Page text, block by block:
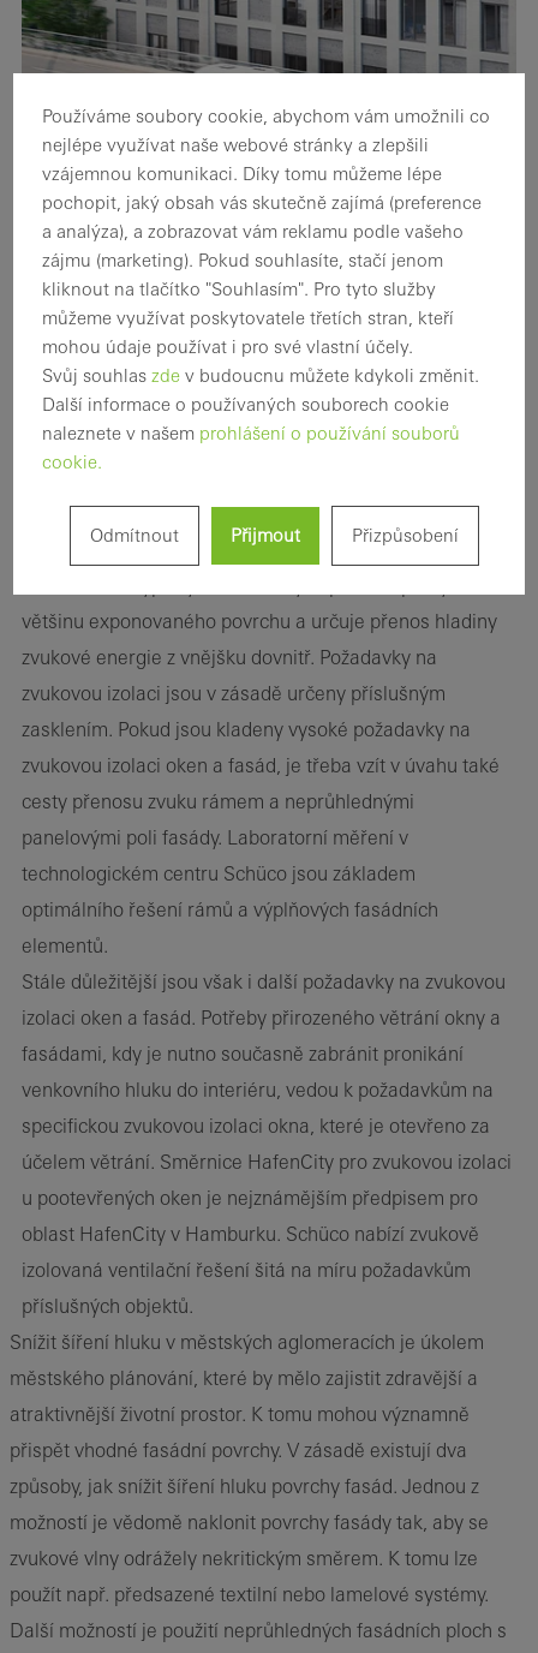
Správa nastavení cookies…
Snížení šíření hluku pomocí fasád
většinu exponovaného povrchu a určuje přenos hladiny
zvukové energie z vnějšku dovnitř. Požadavky na
zvukovou izolaci jsou v zásadě určeny příslušným
zasklením. Pokud jsou kladeny vysoké požadavky na
zvukovou izolaci oken a fasád, je třeba vzít v úvahu také
cesty přenosu zvuku rámem a neprůhlednými
panelovými poli fasády. Laboratorní měření v
technologickém centru Schüco jsou základem
optimálního řešení rámů a výplňových fasádních
elementů.
Stále důležitější jsou však i další požadavky na zvukovou
izolaci oken a fasád. Potřeby přirozeného větrání okny a
fasádami, kdy je nutno současně zabránit pronikání
venkovního hluku do interiéru, vedou k požadavkům na
specifickou zvukovou izolaci okna, které je otevřeno za
účelem větrání. Směrnice HafenCity pro zvukovou izolaci
u pootevřených oken je nejznámějším předpisem pro
oblast HafenCity v Hamburku. Schüco nabízí zvukově
izolovaná ventilační řešení šitá na míru požadavkům
příslušných objektů.
Snížit šíření hluku v městských aglomeracích je úkolem
městského plánování, které by mělo zajistit zdravější a
atraktivnější životní prostor. K tomu mohou významně
přispět vhodné fasádní povrchy. V zásadě existují dva
způsoby, jak snížit šíření hluku povrchy fasád. Jednou z
možností je vědomě naklonit povrchy fasády tak, aby se
zvukové vlny odrážely nekritickým směrem. K tomu lze
použít např. předsazené textilní nebo lamelové systémy.
Další možností je použití neprůhledných fasádních ploch s
Používáme soubory cookie, abychom vám umožnili co
nejlépe využívat naše webové stránky a zlepšili
vzájemnou komunikaci. Díky tomu můžeme lépe
pochopit, jaký obsah vás skutečně zajímá (preference
a analýza), a zobrazovat vám reklamu podle vašeho
zájmu (marketing). Pokud souhlasíte, stačí jenom
kliknout na tlačítko "Souhlasím". Pro tyto služby
můžeme využívat poskytovatele třetích stran, kteří
mohou údaje používat i pro své vlastní účely.
Svůj souhlas zde v budoucnu můžete kdykoli změnit.
Další informace o používaných souborech cookie
naleznete v našem prohlášení o používání souborů
cookie.
Odmítnout Přijmout Přizpůsobení